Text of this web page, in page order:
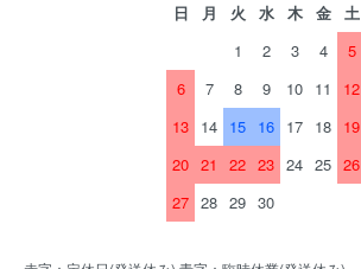
日 月 火 水 木 金
土
1
2 3 4
5
6
7 8 9 10 11
12
13 14 15 16 17 18 19
20 21 22 23 24 25 26
27 28 29 30